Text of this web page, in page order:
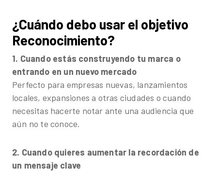
¿Cuándo debo usar el objetivo
Reconocimiento?
1. Cuando estás construyendo tu marca o
entrando en un nuevo mercado
Perfecto para empresas nuevas, lanzamientos
locales, expansiones a otras ciudades o cuando
necesitas hacerte notar ante una audiencia que
aún no te conoce.
2. Cuando quieres aumentar la recordación de
un mensaje clave